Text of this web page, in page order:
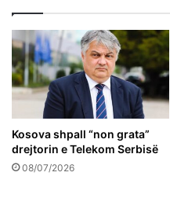
Kosova shpall “non grata”
drejtorin e Telekom Serbisë
08/07/2026